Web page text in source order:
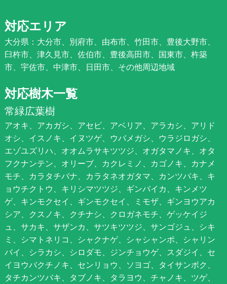
対応エリア
大分県：大分市、別府市、由布市、竹田市、豊後大野市、
臼杵市、津久見市、佐伯市、豊後高田市、国東市、杵築
市、宇佐市、中津市、日田市、その他周辺地域
対応樹木一覧
常緑広葉樹
アオキ、アカガシ、アセビ、アベリア、アラカシ、アリド
オシ、イスノキ、イヌツゲ、ウバメガシ、ウラジロガシ、
エゾユズリハ、オオムラサキツツジ、オガタマノキ、オタ
フクナンテン、オリーブ、カクレミノ、カゴノキ、カナメ
モチ、カラタチバナ、カラタネオガタマ、カンツバキ、キ
ョウチクトウ、キリシマツツジ、ギンバイカ、キンメツ
ゲ、キンモクセイ、ギンモクセイ、ミモザ、ギンヨウアカ
シア、クスノキ、クチナシ、クロガネモチ、ゲッケイジ
ュ、サカキ、サザンカ、サツキツツジ、サンゴジュ、シキ
ミ、シマトネリコ、シャクナゲ、シャシャンポ、シャリン
バイ、シラカシ、シロダモ、ジンチョウゲ、スダジイ、セ
イヨウバクチノキ、センリョウ、ソヨゴ、タイサンボク、
タチカンツバキ、タブノキ、タラヨウ、チャノキ、ツゲ、